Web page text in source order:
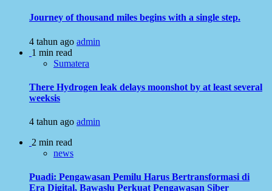
Journey of thousand miles begins with a single step.
4 tahun ago admin
1 min read
Sumatera
There Hydrogen leak delays moonshot by at least several
weeksis
4 tahun ago admin
2 min read
news
Puadi: Pengawasan Pemilu Harus Bertransformasi di
Era Digital, Bawaslu Perkuat Pengawasan Siber